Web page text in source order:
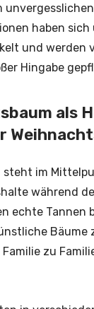
haben sich
und werden
Hingabe
als
steht im
während
echte Tannen
Bäume
zu